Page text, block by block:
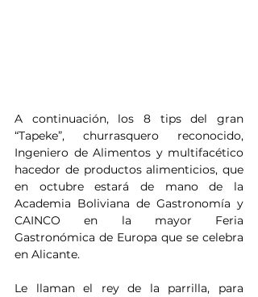
A continuación, los 8 tips del gran
“Tapeke”, churrasquero reconocido,
Ingeniero de Alimentos y multifacético
hacedor de productos alimenticios, que
en octubre estará de mano de la
Academia Boliviana de Gastronomía y
CAINCO en la mayor Feria
Gastronómica de Europa que se celebra
en Alicante.
Le llaman el rey de la parrilla, para